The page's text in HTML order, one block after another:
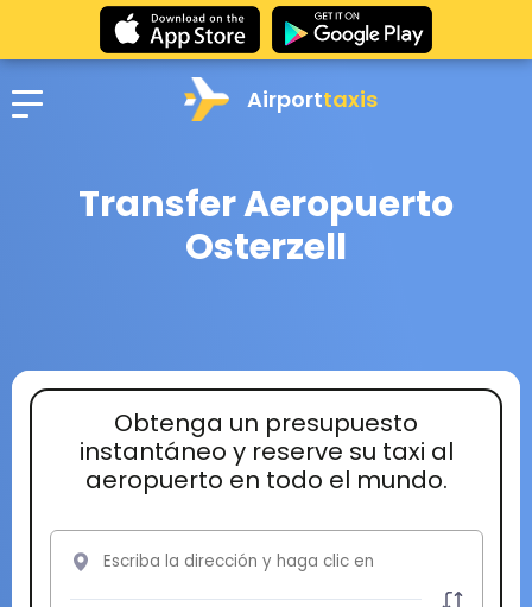
Airporttaxis
Transfer Aeropuerto
Osterzell
Obtenga un presupuesto
instantáneo y reserve su taxi al
aeropuerto en todo el mundo.